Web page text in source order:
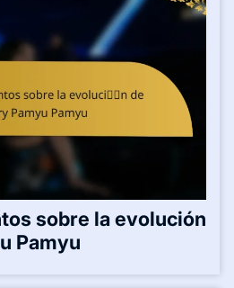
sobre la evolución
Pamyu